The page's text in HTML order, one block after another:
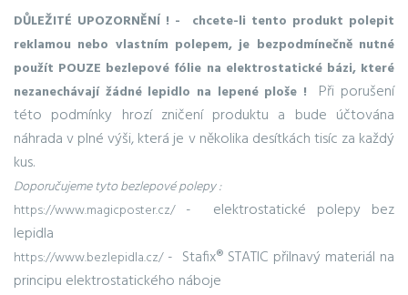
DŮLEŽITÉ UPOZORNĚNÍ ! - chcete-li tento produkt polepit
reklamou nebo vlastním polepem, je bezpodmínečně nutné
použít POUZE bezlepové fólie na elektrostatické bázi, které
nezanechávají žádné lepidlo na lepené ploše !
Při porušení
této podmínky hrozí zničení produktu a bude účtována
náhrada v plné výši, která je v několika desítkách tisíc za každý
kus.
Doporučujeme tyto bezlepové polepy :
https://www.magicposter.cz/- elektrostatické polepy bez
lepidla
https://www.bezlepidla.cz/- Stafix® STATIC přilnavý materiál na
principu elektrostatického náboje